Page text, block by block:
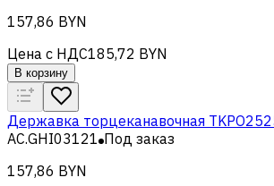
157,86 BYN
Цена с НДС185,72 BYN
В корзину
Державка торцеканавочная
AC.GHI03121 Под заказ
157,86 BYN